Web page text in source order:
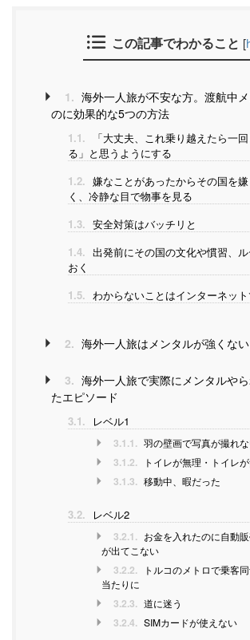
この記事でわかること [
1. 海外一人旅が不安な方。渡航中
のに効果的な5つの方法
1.1.
「大丈夫、これ乗り越えたら一
る」と思うようにする
1.2. 嫌なことがあったからその国を
く、冷静な目で物事を見る
1.3. 安全対策はバッチリと
1.4. 出発前にその国の文化や慣習、
おく
1.5. わからないことはインターネッ
2. 海外一人旅はメンタルが強くな
3. 海外一人旅で実際にメンタルや
たエピソード
3.1. レベル1
3.1.1. 羽の壁画で写真が撮れ
3.1.2. トイレが無理・トイレ
3.1.3. 移動中、暇だった
3.2. レベル2
3.2.1. お金を入れたのに自動
が出てこない
3.2.2.
トルコのメトロで乗客
当たりに
3.2.3. 道に迷う
3.2.4. SIMカードが使えない